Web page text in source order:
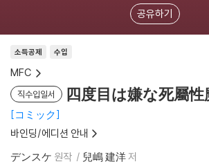
공유하기
소득공제 수입
MFC
직수입일서 四度目は嫌な死屬
コミック
바인딩/에디션 안내
デンスケ 원작 兒嶋 建洋저